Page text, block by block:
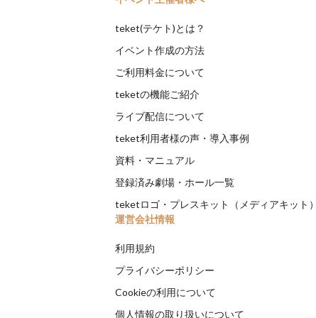
teket(テケト)とは？
イベント作成の方法
ご利用料金について
teketの機能ご紹介
ライブ配信について
teket利用者様の声・導入事例
資料・マニュアル
登録済み劇場・ホール一覧
teketロゴ・プレスキット（メディアキット）
運営会社情報
利用規約
プライバシーポリシー
Cookieの利用について
個人情報の取り扱いについて